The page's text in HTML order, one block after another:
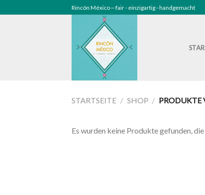
to
Rincón México ‒ fair - einzigartig - handgemacht
STARTSEITE / SHOP / PRODUKTE
Es wurden keine Produkte gefunden,